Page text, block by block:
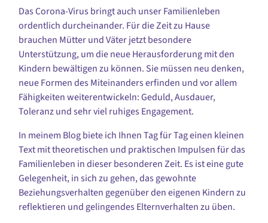
Das Corona-Virus bringt auch unser Familienleben
ordentlich durcheinander. Für die Zeit zu Hause
brauchen Mütter und Väter jetzt besondere
Unterstützung, um die neue Herausforderung mit den
Kindern bewältigen zu können. Sie müssen neu denken,
neue Formen des Miteinanders erfinden und vor allem
Fähigkeiten weiterentwickeln: Geduld, Ausdauer,
Toleranz und sehr viel ruhiges Engagement.
In meinem Blog biete ich Ihnen Tag für Tag einen kleinen
Text mit theoretischen und praktischen Impulsen für das
Familienleben in dieser besonderen Zeit. Es ist eine gute
Gelegenheit, in sich zu gehen, das gewohnte
Beziehungsverhalten gegenüber den eigenen Kindern zu
reflektieren und gelingendes Elternverhalten zu üben.